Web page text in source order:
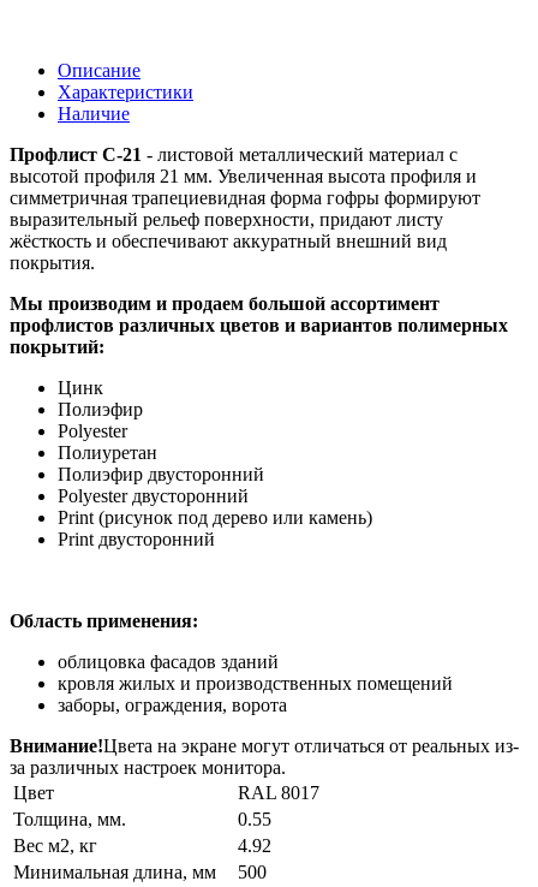
Описание
Характеристики
Наличие
Профлист С-21 - листовой металлический материал с
высотой профиля 21 мм. Увеличенная высота профиля и
симметричная трапециевидная форма гофры формируют
выразительный рельеф поверхности, придают листу
жёсткость и обеспечивают аккуратный внешний вид
покрытия.
Мы производим и продаем большой ассортимент
профлистов различных цветов и вариантов полимерных
покрытий:
Цинк
Полиэфир
Polyester
Полиуретан
Полиэфир двусторонний
Polyester двусторонний
Print (рисунок под дерево или камень)
Print двусторонний
Область применения:
облицовка фасадов зданий
кровля жилых и производственных помещений
заборы, ограждения, ворота
Внимание!Цвета на экране могут отличаться от реальных из-
за различных настроек монитора.
Цвет
RAL 8017
Толщина, мм.
0.55
Вес м2, кг
4.92
Минимальная длина, мм
500